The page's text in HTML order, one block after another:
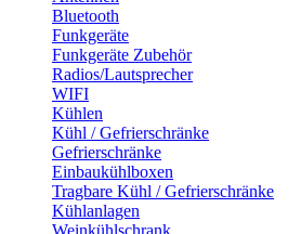
Bluetooth
Funkgeräte
Funkgeräte Zubehör
Radios/Lautsprecher
WIFI
Kühlen
Kühl / Gefrierschränke
Gefrierschränke
Einbaukühlboxen
Tragbare Kühl / Gefrierschränke
Kühlanlagen
Weinkühlschrank